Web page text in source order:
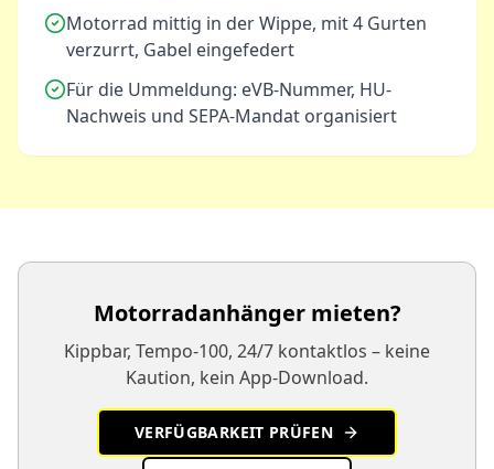
Motorrad mittig in der Wippe, mit 4 Gurten
verzurrt, Gabel eingefedert
Für die Ummeldung: eVB-Nummer, HU-
Nachweis und SEPA-Mandat organisiert
Motorradanhänger mieten?
Kippbar, Tempo-100, 24/7 kontaktlos – keine
Kaution, kein App-Download.
VERFÜGBARKEIT PRÜFEN